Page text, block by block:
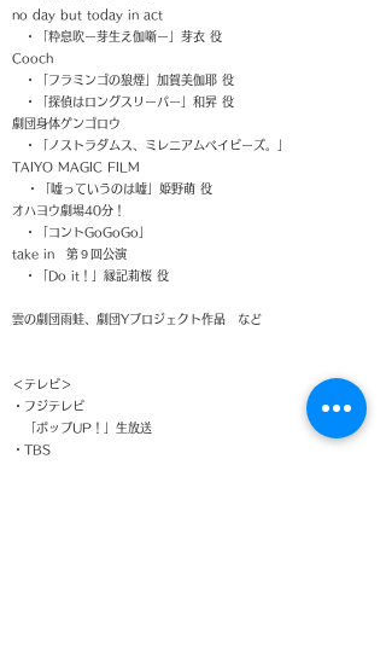
no day but today in act
・「粋息吹ー芽生え伽噺ー」芽衣 役
Cooch
・「フラミンゴの狼煙」加賀美伽耶 役
・「探偵はロングスリーパー」和昇 役
劇団身体ゲンゴロウ
・「ノストラダムス、ミレニアムベイビーズ。」
TAIYO MAGIC FILM
・「嘘っていうのは嘘」姫野萌 役
オハヨウ劇場40分！
・「コントGoGoGo」
take in 第９回公演
・「Do it！」縁記莉桜 役
雲の劇団雨蛙、劇団Yプロジェクト作品 など
＜テレビ＞
・フジテレビ
「ポップUP！」生放送
・TBS